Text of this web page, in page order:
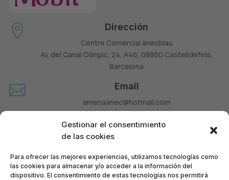
Gestionar el consentimiento
de las cookies
Para ofrecer las mejores experiencias, utilizamos tecnologías como
las cookies para almacenar y/o acceder a la información del
dispositivo. El consentimiento de estas tecnologías nos permitirá
 Dirección
Centre Comercial ànecblau
Av. del Canal Olímpic, 24, A46, 08860 Castelldefels,
Barcelona
 Email
amenaanec@hotmail.com
Teléfono
660 677 963